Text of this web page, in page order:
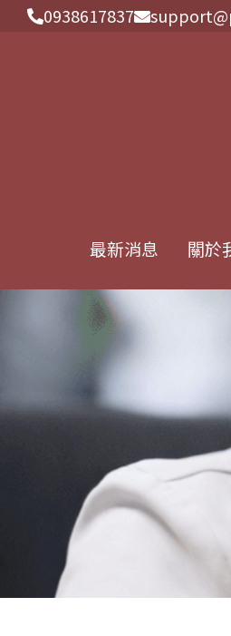
0938617837
最新消息 關於
0938617837
最新消息 關於